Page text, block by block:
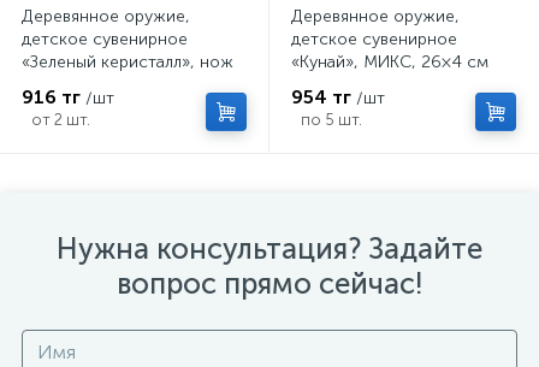
Деревянное оружие,
детское сувенирное
«Зеленый керисталл», нож
916 тг /шт
от 2 шт.
Деревянное оружие,
детское сувенирное
«Кунай», МИКС, 26×4 см
954 тг /шт
по 5 шт.
Нужна консультация? Задайте
вопрос прямо сейчас!